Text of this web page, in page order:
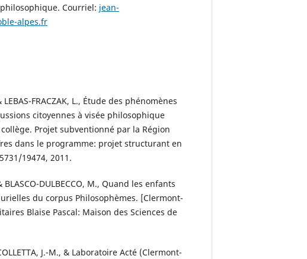
Courriel: jean-
alpes.fr
LEBAS-FRACZAK, L., Étude des phénomènes
citoyennes à visée philosophique
Projet subventionné par la Région
dans le programme: projet structurant en
19474, 2011.
BLASCO-DULBECCO, M., Quand les enfants
du corpus Philosophèmes. [Clermont-
Blaise Pascal: Maison des Sciences de
J.-M., & Laboratoire Acté (Clermont-